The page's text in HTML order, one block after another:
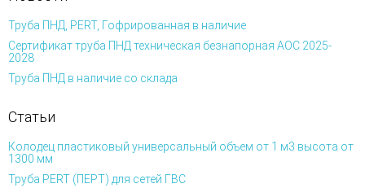
Труба ПНД, PERT, Гофрированная в наличие
Сертификат труба ПНД техническая безнапорная АОС 2025-
2028
Труба ПНД в наличие со склада
Статьи
Колодец пластиковый универсальный объем от 1 м3 высота от
1300 мм
Труба PERT (ПЕРТ) для сетей ГВС